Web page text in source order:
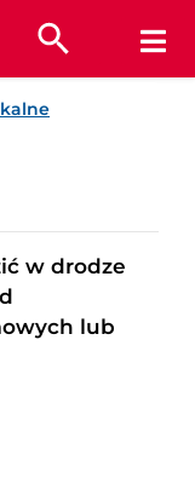
w drodze
lub